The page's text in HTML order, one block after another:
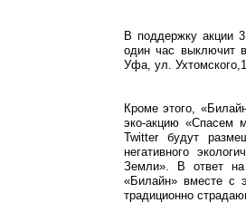
В поддержку акции
один час выключит
Уфа, ул.
Кроме этого,
эко-акцию «Спасем
Twitter будут
негативного
Земли». В ответ на
«Билайн» вместе с
традиционно